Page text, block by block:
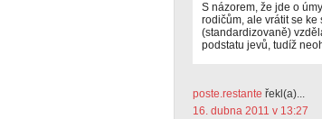
S názorem, že jde o
rodičům, ale vrátit se
(standardizovaně)
podstatu jevů, tudíž
poste.restante řekl(a)...
16. dubna 2011 v 13:27